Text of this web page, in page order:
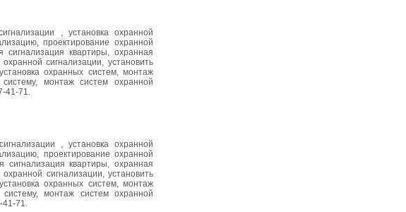
, установка охранной
проектирование охранной
сигнализация квартиры, охранная
сигнализации, установить
охранных систем, монтаж
монтаж систем охранной
41-71.
, установка охранной
проектирование охранной
сигнализация квартиры, охранная
сигнализации, установить
охранных систем, монтаж
монтаж систем охранной
41-71.